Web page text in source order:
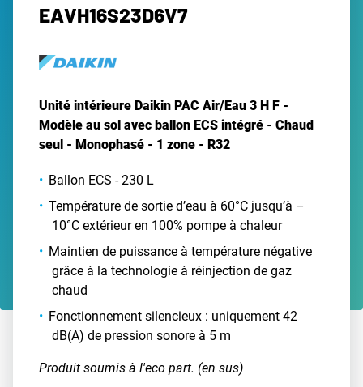
EAVH16S23D6V7
Unité intérieure Daikin PAC Air/Eau 3 H F -
Modèle au sol avec ballon ECS intégré - Chaud
seul - Monophasé - 1 zone - R32
Ballon ECS - 230 L
Température de sortie d’eau à 60°C jusqu’à –
10°C extérieur en 100% pompe à chaleur
Maintien de puissance à température négative
grâce à la technologie à réinjection de gaz
chaud
Fonctionnement silencieux : uniquement 42
dB(A) de pression sonore à 5 m
Produit soumis à l'eco part. (en sus)